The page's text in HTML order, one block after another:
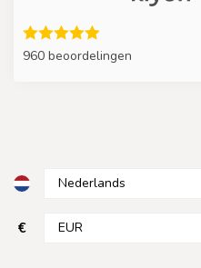
960 beoordelingen
€